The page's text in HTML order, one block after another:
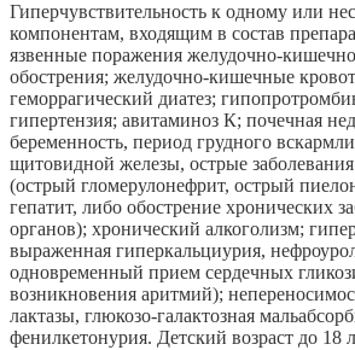
Гиперчувствительность к одному или
компонентам, входящим в состав
язвенные поражения желудочно-
обострения; желудочно-кишечные
геморрагический диатез;
гипертензия; авитаминоз К; почечная
беременность, период грудного
щитовидной железы, острые
(острый гломерулонефрит, острый
гепатит, либо обострение хронических
органов); хронический алкоголизм;
выраженная гиперкальциурия,
одновременный прием сердечных
возникновения аритмий);
лактазы, глюкозо-галактозная
фенилкетонурия. Детский возраст до 18